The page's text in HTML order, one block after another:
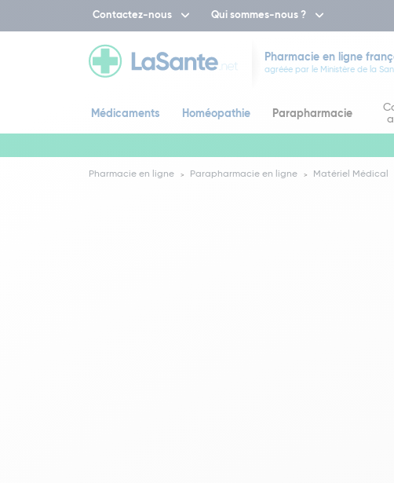
Contactez-nous Qui sommes-nous ?
Pharmacie en ligne
agréée par le Ministère de la
Médicaments Homéopathie Parapharmacie
Pharmacie en ligne Parapharmacie en ligne Matériel Médical